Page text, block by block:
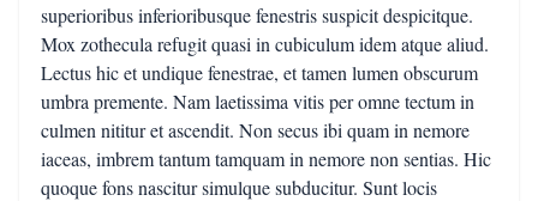
superioribus inferioribusque fenestris suspicit despicitque.
Mox zothecula refugit quasi in cubiculum idem atque aliud.
Lectus hic et undique fenestrae, et tamen lumen obscurum
umbra premente. Nam laetissima vitis per omne tectum in
culmen nititur et ascendit. Non secus ibi quam in nemore
iaceas, imbrem tantum tamquam in nemore non sentias. Hic
quoque fons nascitur simulque subducitur. Sunt locis